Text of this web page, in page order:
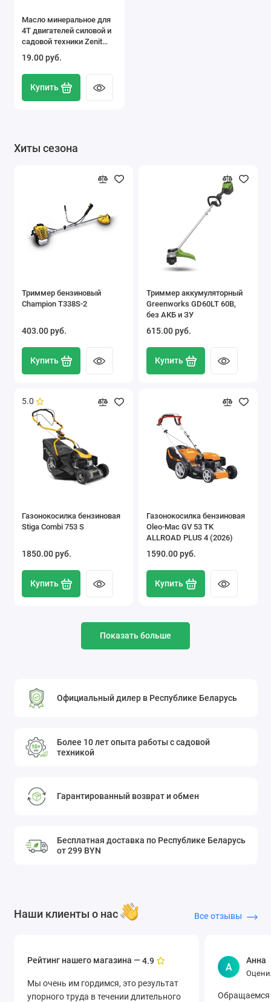
Масло минеральное для
4Т двигателей силовой и
садовой техники Zenit
Power Line Garden Classic
SAE30, 0,56 л
19.00 pуб.
Купить
Хиты сезона
Триммер бензиновый
Champion T338S-2
403.00 pуб.
Купить
Триммер аккумуляторный
Greenworks GD60LT 60В,
без АКБ и ЗУ
615.00 pуб.
Купить
5.0
Газонокосилка бензиновая
Stiga Combi 753 S
1850.00 pуб.
Купить
Газонокосилка бензиновая
Oleo-Mac GV 53 TK
ALLROAD PLUS 4 (2026)
1590.00 pуб.
Купить
Показать больше
Официальный дилер в Республике Беларусь
Более 10 лет опыта работы с садовой
техникой
Гарантированный возврат и обмен
Бесплатная доставка по Республике Беларусь
от 299 BYN
Наши клиенты о нас Все отзывы
Рейтинг нашего магазина —4.9
Мы очень им гордимся, это результат
упорного труда в течении длительного
А
Анна
Обращаемся